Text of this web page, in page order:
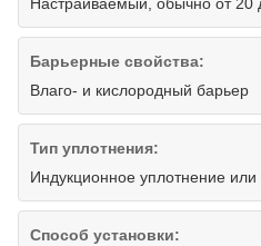
Настраиваемый, обычно от 20
Барьерные свойства:
Влаго- и кислородный барьер
Тип уплотнения:
Индукционное уплотнение
Способ установки: